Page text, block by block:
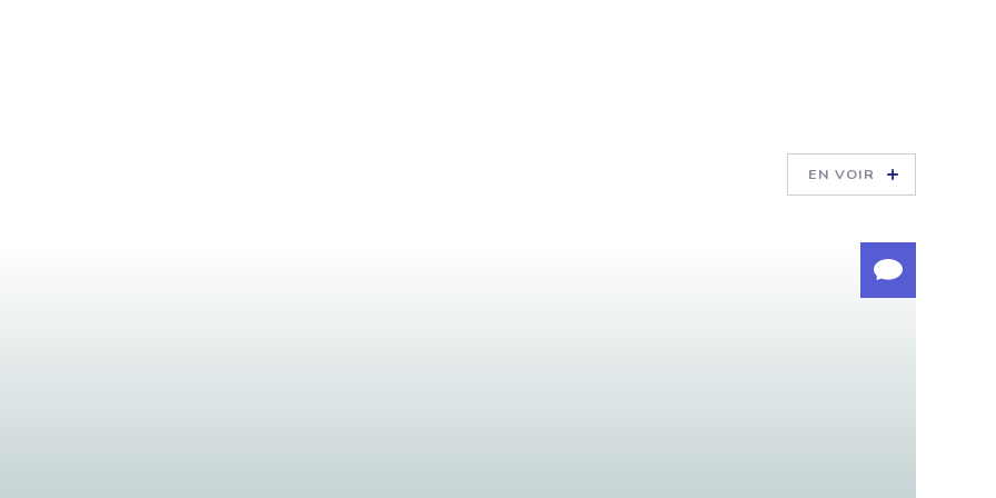
EN VOIR